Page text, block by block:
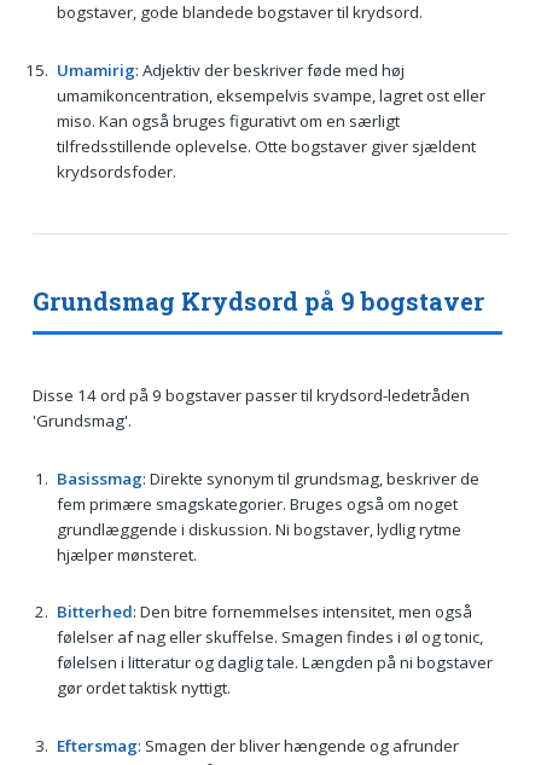
bogstaver, gode blandede bogstaver til krydsord.
Umamirig: Adjektiv der beskriver føde med høj
umamikoncentration, eksempelvis svampe, lagret ost eller
miso. Kan også bruges figurativt om en særligt
tilfredsstillende oplevelse. Otte bogstaver giver sjældent
krydsordsfoder.
Grundsmag Krydsord på 9 bogstaver
Disse 14 ord på 9 bogstaver passer til krydsord-ledetråden
'Grundsmag'.
Basissmag: Direkte synonym til grundsmag, beskriver de
fem primære smagskategorier. Bruges også om noget
grundlæggende i diskussion. Ni bogstaver, lydlig rytme
hjælper mønsteret.
Bitterhed: Den bitre fornemmelses intensitet, men også
følelser af nag eller skuffelse. Smagen findes i øl og tonic,
følelsen i litteratur og daglig tale. Længden på ni bogstaver
gør ordet taktisk nyttigt.
Eftersmag: Smagen der bliver hængende og afrunder